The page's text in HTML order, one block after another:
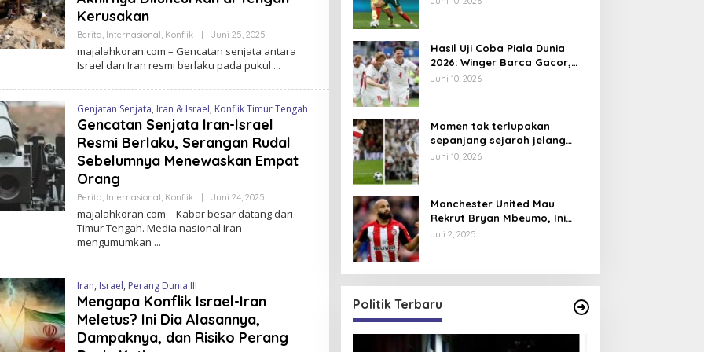
Kerusakan
Berita, Internasional, Konflik Juni 25, 2025
E
H
A
A
L
H
K
O
majalahkoran.com – Gencatan senjata antara
Israel dan Iran resmi berlaku pada pukul
Genjatan Senjata, Iran & Israel, Konflik Timur Tengah
Gencatan Senjata Iran-Israel
Resmi Berlaku, Serangan Rudal
Sebelumnya Menewaskan Empat
Orang
Berita, Internasional, Konflik Juni 24, 2025
E
J
A
H
R
majalahkoran.com – Kabar besar datang dari
Timur Tengah. Media nasional Iran
mengumumkan
Iran, Israel, Perang Dunia III
Mengapa Konflik Israel-Iran
Meletus? Ini Dia Alasannya,
Dampaknya, dan Risiko Perang
Hasil Uji Coba Piala Dunia
2026: Winger Barca Gacor,
Inggris Semakin Tajam
Juni 10, 2026
Momen tak terlupakan
sepanjang sejarah jelang
Piala Dunia 2026, David
Juni 10, 2026
Manchester United Mau
Rekrut Bryan Mbeumo, Ini
Perkiraan Posisi Barunya
Juli 2, 2025
Politik Terbaru